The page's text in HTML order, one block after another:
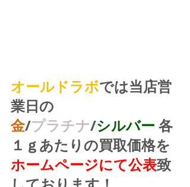
オールドラボでは当店営
業日の
金/プラチナ/シルバー 各
１ｇあたりの買取価格を
ホームページにて公表致